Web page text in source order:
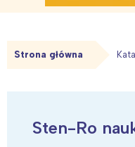
Strona główna
Sten-Ro